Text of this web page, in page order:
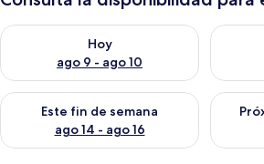
Hoy
ago 9 - ago 10
Consulta la disponibilidad para hoy ago
Este fin de semana
ago 14 - ago 16
Consulta la disponibilidad para este fin